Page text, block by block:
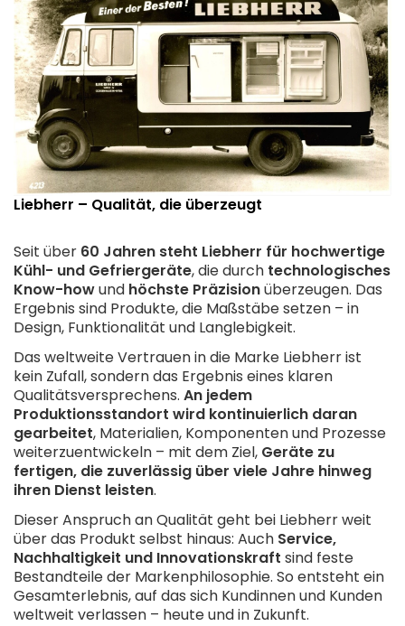
Liebherr – Qualität, die überzeugt
Seit über 60 Jahren steht Liebherr für hochwertige
Kühl- und Gefriergeräte, die durch technologisches
Know-howund höchste Präzisionüberzeugen. Das
Ergebnis sind Produkte, die Maßstäbe setzen – in
Design, Funktionalität und Langlebigkeit.
Das weltweite Vertrauen in die Marke Liebherr ist
kein Zufall, sondern das Ergebnis eines klaren
Qualitätsversprechens. An jedem
Produktionsstandort wird kontinuierlich daran
gearbeitet, Materialien, Komponenten und Prozesse
weiterzuentwickeln – mit dem Ziel, Geräte zu
fertigen, die zuverlässig über viele Jahre hinweg
ihren Dienst leisten.
Dieser Anspruch an Qualität geht bei Liebherr weit
über das Produkt selbst hinaus: Auch Service,
Nachhaltigkeit und Innovationskraft sind feste
Bestandteile der Markenphilosophie. So entsteht ein
Gesamterlebnis, auf das sich Kundinnen und Kunden
weltweit verlassen – heute und in Zukunft.